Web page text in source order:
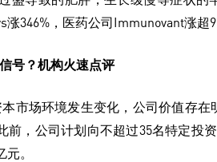
346%，医药公司Immunovant涨超
号？机构火速点评
市场环境发生变化，公司价值存在
前，公司计划向不超过35名特定投
。